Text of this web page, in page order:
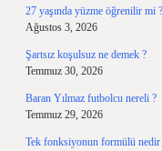
27 yaşında yüzme öğrenilir mi ?
Ağustos 3, 2026
Şartsız koşulsuz ne demek ?
Temmuz 30, 2026
Baran Yılmaz futbolcu nereli ?
Temmuz 29, 2026
Tek fonksiyonun formülü nedir